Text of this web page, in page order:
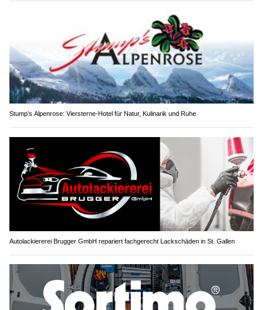
Stump’s Alpenrose: Viersterne-Hotel für Natur, Kulinarik und Ruhe
Autolackiererei Brugger GmbH repariert fachgerecht Lackschäden in St. Gallen